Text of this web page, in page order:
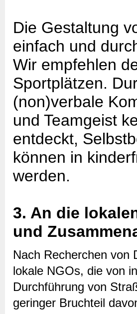
Die Gestaltung
einfach und
Wir empfehlen
Sportplätzen.
(non)verbale
und Teamgeist
entdeckt,
können in
werden.
3. An die
und
Nach Recherchen von
lokale NGOs, die von
Durchführung von
geringer Bruchteil